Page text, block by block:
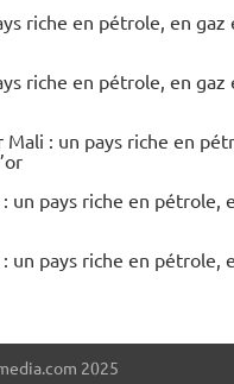
riche en pétrole, en gaz
riche en pétrole, en gaz
Mali : un pays riche en
un pays riche en pétrole,
un pays riche en pétrole,
2025